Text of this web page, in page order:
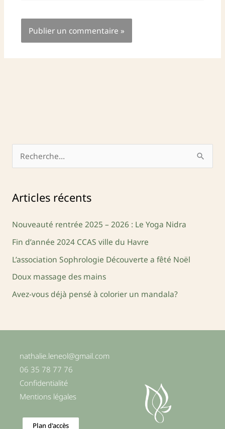
h
e
h
e
r
:
Articles récents
Nouveauté rentrée 2025 – 2026 : Le Yoga Nidra
Fin d’année 2024 CCAS ville du Havre
L’association Sophrologie Découverte a fêté Noël
Doux massage des mains
Avez-vous déjà pensé à colorier un mandala?
nathalie.leneol@gmail.com
06 35 78 77 76
Confidentialité
Mentions légales
Plan d'accès